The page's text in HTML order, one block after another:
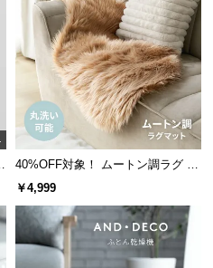
40%OFF対象！ ムートン調ラグ 90
×60cm
￥4,999